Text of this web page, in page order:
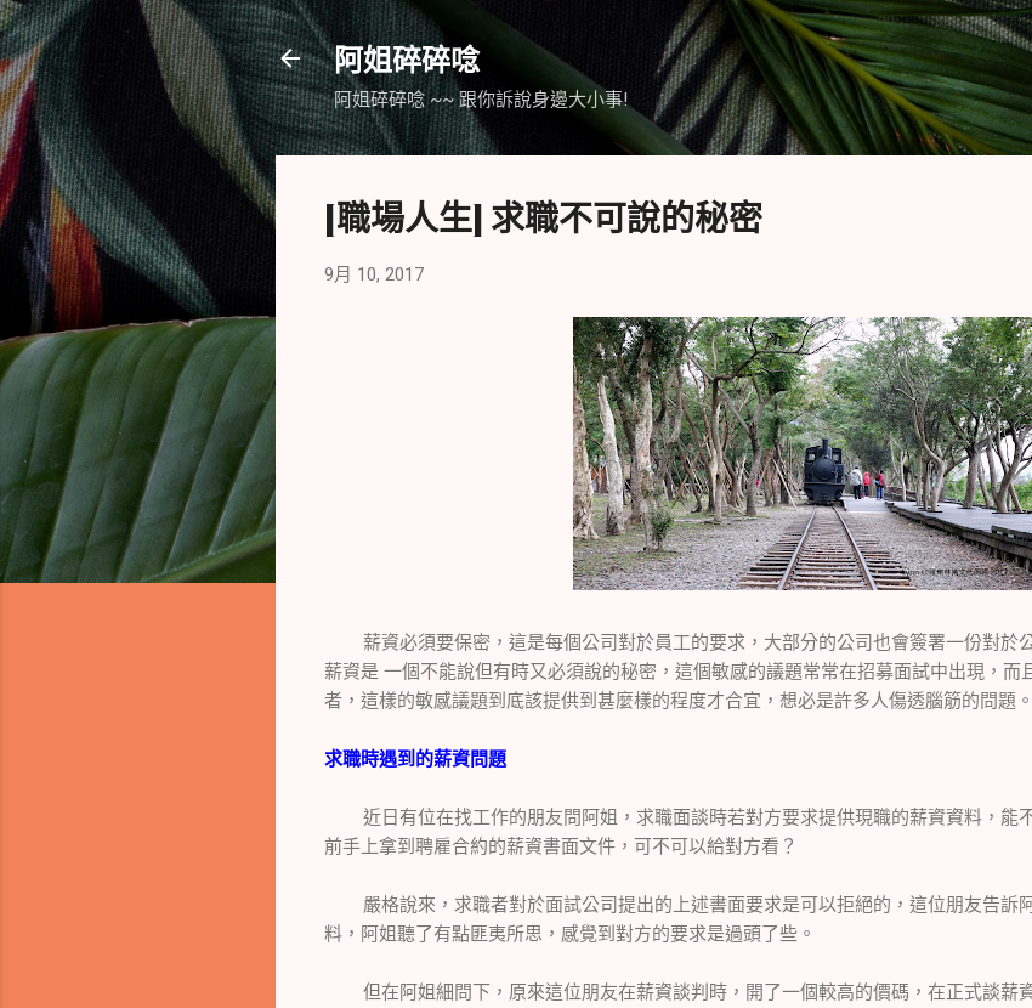
跳到主要內容
阿姐碎碎唸
阿姐碎碎唸 ~~ 跟你訴說身邊大小事!
[職場人生] 求職不可說的秘密
9月 10, 2017
薪資必須要保密，這是每個公司對於員工的要求，大部分的公司也會簽署一份對於
薪資是 一個不能說但有時又必須說的秘密，這個敏感的議題常常在招募面試中出現，
者，這樣的敏感議題到底該提供到甚麼樣的程度才合宜，想必是許多人傷透腦筋的問題。
求職時遇到的薪資問題
近日有位在找工作的朋友問阿姐，求職面談時若對方要求提供現職的薪資資料，能
前手上拿到聘雇合約的薪資書面文件，可不可以給對方看？
嚴格說來，求職者對於面試公司提出的上述書面要求是可以拒絕的，這位朋友告訴
料，阿姐聽了有點匪夷所思，感覺到對方的要求是過頭了些。
但在阿姐細問下，原來這位朋友在薪資談判時，開了一個較高的價碼，在正式談薪